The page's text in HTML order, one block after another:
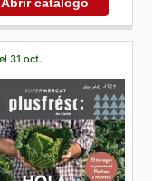
31 oct.